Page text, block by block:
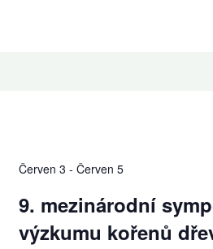
Červen 3 -Červen 5
9. mezinárodní
výzkumu kořenů